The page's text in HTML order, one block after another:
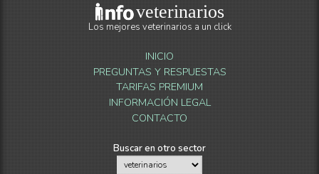
veterinarios
Los mejores veterinarios a un click
INICIO
PREGUNTAS Y RESPUESTAS
TARIFAS PREMIUM
INFORMACIÓN LEGAL
CONTACTO
Buscar en otro sector